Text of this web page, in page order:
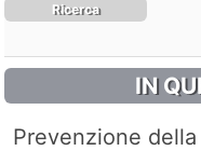
Ricerca
IN
Prevenzione